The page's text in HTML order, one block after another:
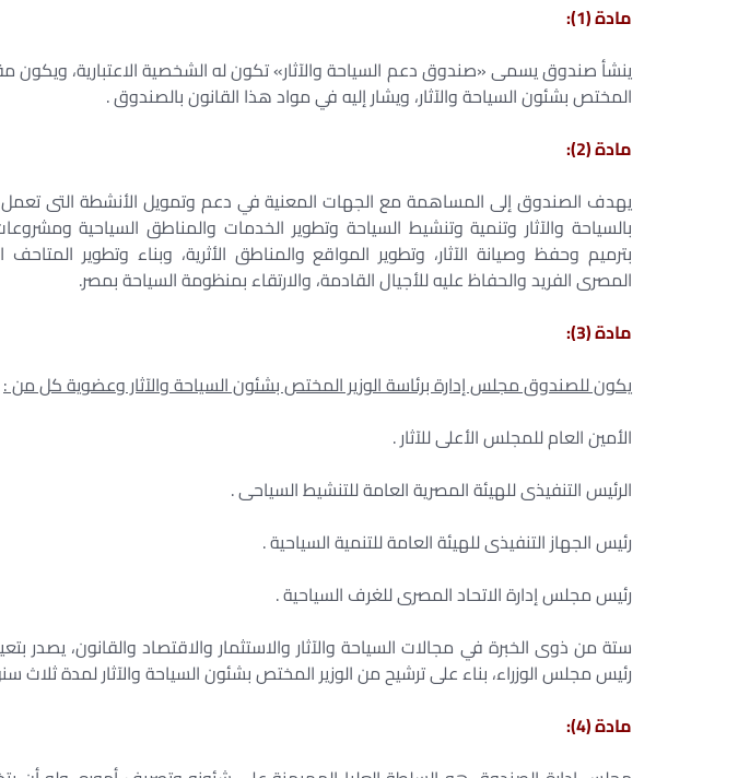
مادة (1):
ينشأ صندوق يسمى «صندوق دعم السياحة والآثار» تكون له الشخصية الاعتبارية، ويكون
المختص بشئون السياحة والآثار، ويشار إليه في مواد هذا القانون بالصندوق .
مادة (2):
يهدف الصندوق إلى المساهمة مع الجهات المعنية في دعم وتمويل الأنشطة التى تعمل
بالسياحة والآثار وتنمية وتنشيط السياحة وتطوير الخدمات والمناطق السياحية
بترميم وحفظ وصيانة الآثار، وتطوير المواقع والمناطق الأثرية، وبناء وتطوير
المصرى الفريد والحفاظ عليه للأجيال القادمة، والارتقاء بمنظومة السياحة بمصر.
مادة (3):
يكون للصندوق مجلس إدارة برئاسة الوزير المختص بشئون السياحة والآثار وعضوية كل من :
الأمين العام للمجلس الأعلى للآثار .
الرئيس التنفيذى للهيئة المصرية العامة للتنشيط السياحى .
رئيس الجهاز التنفيذى للهيئة العامة للتنمية السياحية .
رئيس مجلس إدارة الاتحاد المصرى للغرف السياحية .
ستة من ذوى الخبرة في مجالات السياحة والآثار والاستثمار والاقتصاد والقانون، يصدر
رئيس مجلس الوزراء، بناء على ترشيح من الوزير المختص بشئون السياحة والآثار لمدة ثلاث
مادة (4):